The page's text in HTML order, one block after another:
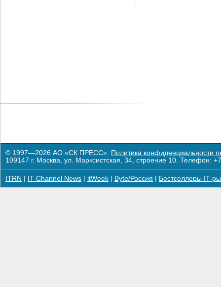
© 1997—2026 АО «СК ПРЕСС». Политика конфиденциальности
109147 г. Москва, ул. Марксистская, 34, строение 10. Телефон:
ITRN IT Channel News itWeek Byte/Россия Бестселлеры IT-